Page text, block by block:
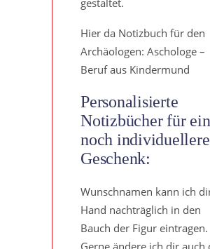
gestaltet.
Hier da Notizbuch für den
Archäologen: Aschologe –
Beruf aus Kindermund
Personalisierte
Notizbücher für ein
noch
Geschenk:
Wunschnamen kann ich
Hand nachträglich in den
Bauch der Figur eintragen.
Gerne ändere ich dir auch